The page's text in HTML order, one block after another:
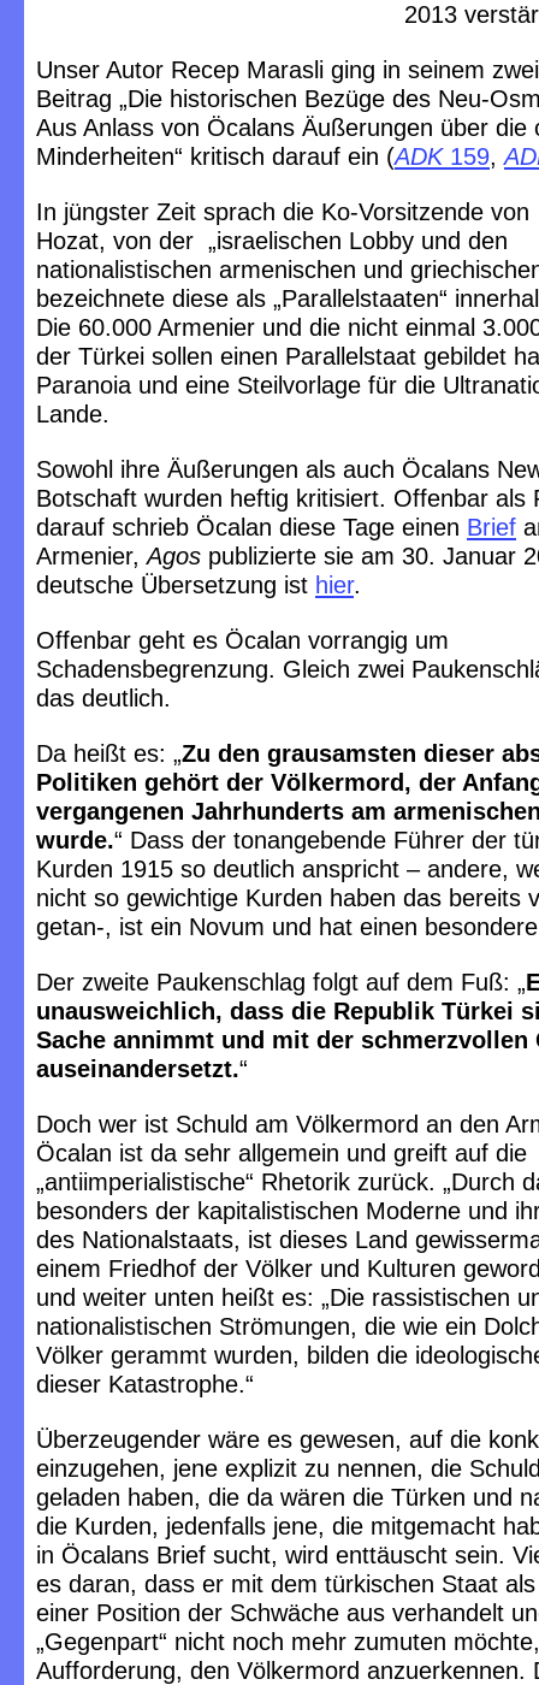
2013
Unser Autor Recep Marasli ging in seinem
Beitrag „Die historischen Bezüge des Neu-
Aus Anlass von Öcalans Äußerungen über die
Minderheiten“ kritisch darauf ein (ADK159,
In jüngster Zeit sprach die Ko-Vorsitzende
Hozat, von der „israelischen Lobby und den
nationalistischen armenischen und
bezeichnete diese als „Parallelstaaten“
Die 60.000 Armenier und die nicht einmal
der Türkei sollen einen Parallelstaat gebildet
Paranoia und eine Steilvorlage für die
Lande.
Sowohl ihre Äußerungen als auch Öcalans
Botschaft wurden heftig kritisiert. Offenbar als
darauf schrieb Öcalan diese Tage einen Brief
Armenier,Agos publizierte sie am 30. Januar
deutsche Übersetzung ist hier.
Offenbar geht es Öcalan vorrangig um
Schadensbegrenzung. Gleich zwei
das deutlich.
Da heißt es: „Zu den grausamsten dieser
Politiken gehört der Völkermord, der
vergangenen Jahrhunderts am
wurde.“ Dass der tonangebende Führer der
Kurden 1915 so deutlich anspricht – andere,
nicht so gewichtige Kurden haben das bereits
getan-, ist ein Novum und hat einen
Der zweite Paukenschlag folgt auf dem Fuß: „
unausweichlich, dass die Republik Türkei
Sache annimmt und mit der schmerzvollen
auseinandersetzt.“
Doch wer ist Schuld am Völkermord an den
Öcalan ist da sehr allgemein und greift auf die
„antiimperialistische“ Rhetorik zurück. „Durch
besonders der kapitalistischen Moderne und
des Nationalstaats, ist dieses Land
einem Friedhof der Völker und Kulturen
und weiter unten heißt es: „Die rassistischen
nationalistischen Strömungen, die wie ein
Völker gerammt wurden, bilden die
dieser Katastrophe.“
Überzeugender wäre es gewesen, auf die
einzugehen, jene explizit zu nennen, die
geladen haben, die da wären die Türken und
die Kurden, jedenfalls jene, die mitgemacht
in Öcalans Brief sucht, wird enttäuscht sein.
es daran, dass er mit dem türkischen Staat
einer Position der Schwäche aus verhandelt
„Gegenpart“ nicht noch mehr zumuten
Aufforderung, den Völkermord anzuerkennen.